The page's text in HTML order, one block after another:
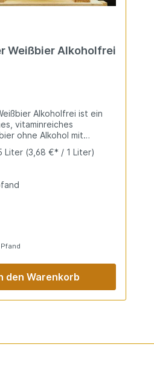
Erdinger Weißbier Alkoholfrei
Alkoholfrei ist ein
vitaminreiches
ohne Alkohol mit
Aromen und
Liter (3,68 €* / 1 Liter)
den Warenkorb